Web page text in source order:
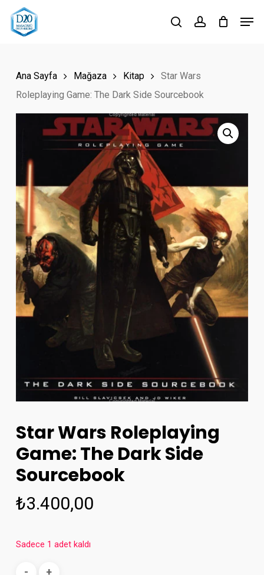
Skip
searchaccount
Ana Sayfa Mağaza Kitap
Star Wars
Roleplaying Game: The Dark Side Sourcebook
Star Wars Roleplaying
Game: The Dark Side
Sourcebook
₺3.400,00
Sadece 1 adet kaldı